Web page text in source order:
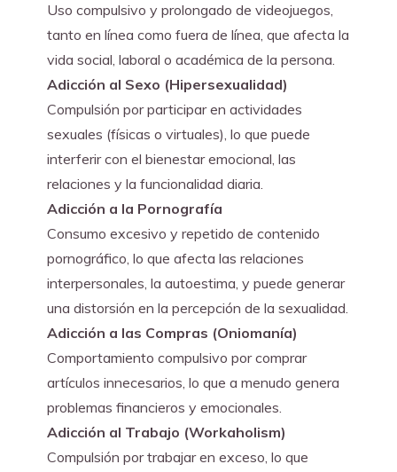
Uso compulsivo y prolongado de videojuegos,
tanto en línea como fuera de línea, que afecta la
vida social, laboral o académica de la persona.
Adicción al Sexo (Hipersexualidad)
Compulsión por participar en actividades
sexuales (físicas o virtuales), lo que puede
interferir con el bienestar emocional, las
relaciones y la funcionalidad diaria.
Adicción a la Pornografía
Consumo excesivo y repetido de contenido
pornográfico, lo que afecta las relaciones
interpersonales, la autoestima, y puede generar
una distorsión en la percepción de la sexualidad.
Adicción a las Compras (Oniomanía)
Comportamiento compulsivo por comprar
artículos innecesarios, lo que a menudo genera
problemas financieros y emocionales.
Adicción al Trabajo (Workaholism)
Compulsión por trabajar en exceso, lo que